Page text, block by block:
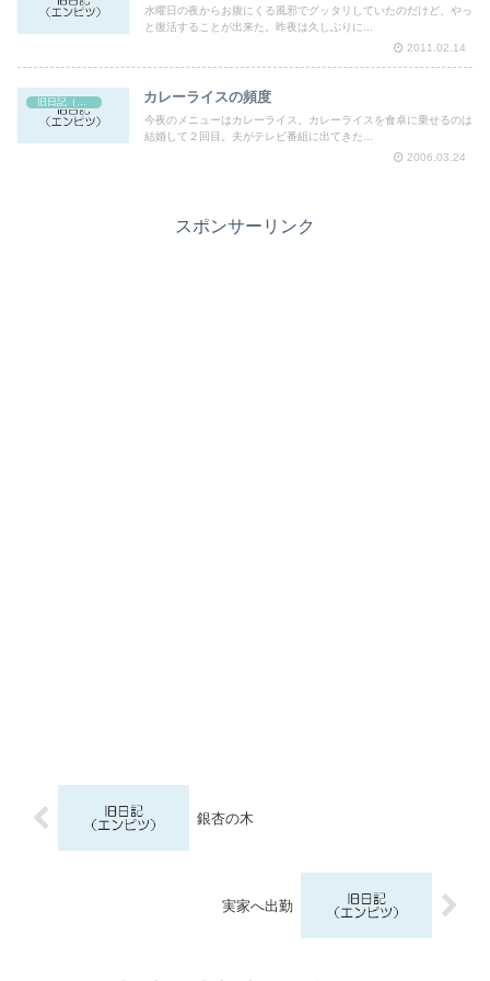
水曜日の夜からお腹にくる風邪でグッタリしていたのだけど、やっ
と復活することが出来た。昨夜は久しぶりに...
2011.02.14
カレーライスの頻度
今夜のメニューはカレーライス。カレーライスを食卓に乗せるのは
結婚して２回目。夫がテレビ番組に出てきた...
2006.03.24
スポンサーリンク
銀杏の木
実家へ出勤